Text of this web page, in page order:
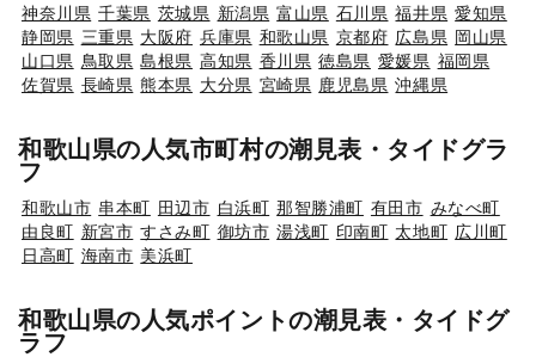
神奈川県 千葉県 茨城県 新潟県 富山県 石川県 福井県 愛知県
静岡県 三重県 大阪府 兵庫県 和歌山県 京都府 広島県 岡山県
山口県 鳥取県 島根県 高知県 香川県 徳島県 愛媛県 福岡県
佐賀県 長崎県 熊本県 大分県 宮崎県 鹿児島県 沖縄県
和歌山県の人気市町村の潮見表・タイドグラ
フ
和歌山市 串本町 田辺市 白浜町 那智勝浦町 有田市 みなべ町
由良町 新宮市 すさみ町 御坊市 湯浅町 印南町 太地町 広川町
日高町 海南市 美浜町
和歌山県の人気ポイントの潮見表・タイドグ
ラフ